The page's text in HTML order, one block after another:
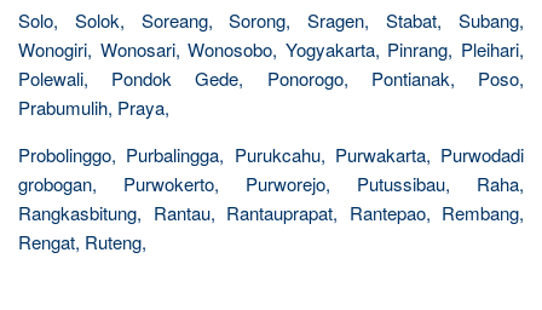
Solo, Solok, Soreang, Sorong, Sragen, Stabat, Subang,
Wonogiri, Wonosari, Wonosobo, Yogyakarta, Pinrang, Pleihari,
Polewali, Pondok Gede, Ponorogo, Pontianak, Poso,
Prabumulih, Praya,
Probolinggo, Purbalingga, Purukcahu, Purwakarta, Purwodadi
grobogan, Purwokerto, Purworejo, Putussibau, Raha,
Rangkasbitung, Rantau, Rantauprapat, Rantepao, Rembang,
Rengat, Ruteng,